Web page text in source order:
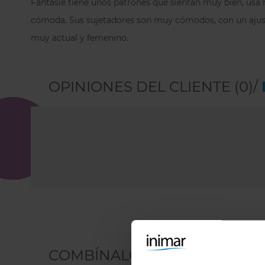
Fantasie tiene unos patrones que sientan muy bien,
cómoda. Sus sujetadores son muy cómodos, con un
muy actual y femenino.
OPINIONES DEL CLIENTE (0)/
COMBÍNALO CON